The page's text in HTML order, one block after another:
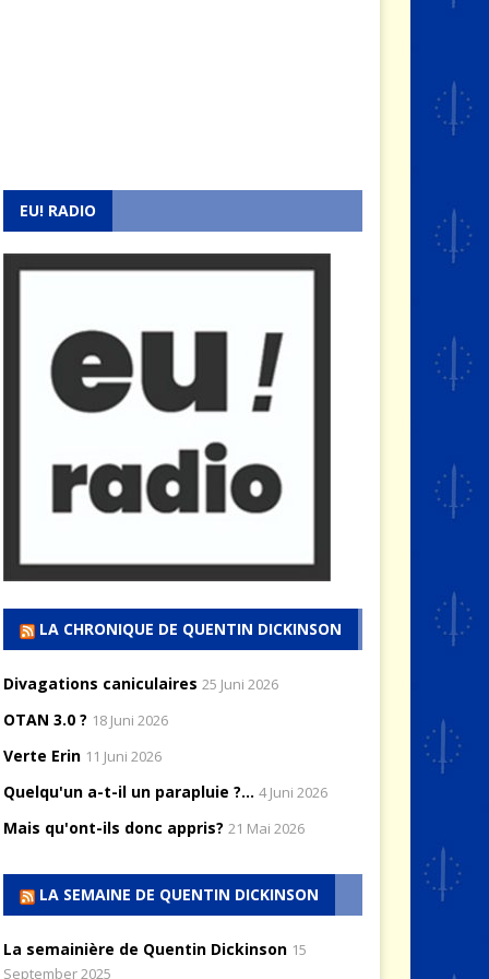
EU! RADIO
LA CHRONIQUE DE QUENTIN DICKINSON
Divagations caniculaires 25 Juni 2026
OTAN 3.0 ? 18 Juni 2026
Verte Erin 11 Juni 2026
Quelqu'un a-t-il un parapluie ?... 4 Juni 2026
Mais qu'ont-ils donc appris? 21 Mai 2026
LA SEMAINE DE QUENTIN DICKINSON
La semainière de Quentin Dickinson 15
September 2025